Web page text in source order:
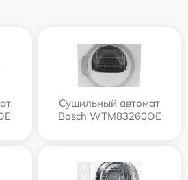
Сушильный автомат
Bosch WTM83260OE